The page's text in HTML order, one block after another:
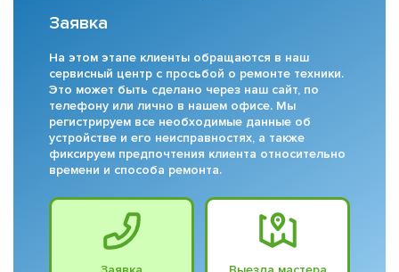
Заявка
На этом этапе клиенты обращаются в наш
сервисный центр с просьбой о ремонте техники.
Это может быть сделано через наш сайт, по
телефону или лично в нашем офисе. Мы
регистрируем все необходимые данные об
устройстве и его неисправностях, а также
фиксируем предпочтения клиента относительно
времени и способа ремонта.